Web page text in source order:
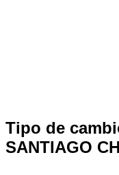
Tipo de
SANTIAGO